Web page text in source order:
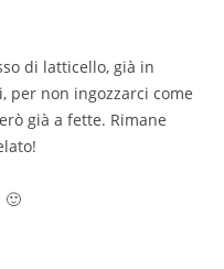
di latticello, già in
per non ingozzarci come
già a fette. Rimane
🙂